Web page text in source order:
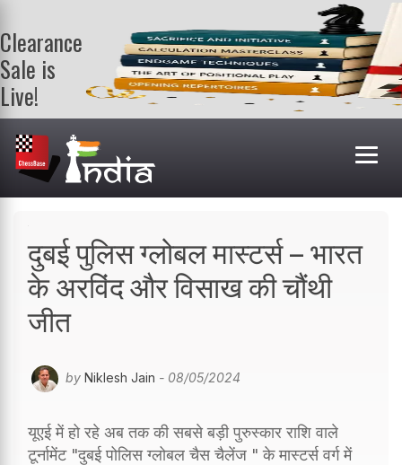
Clearance
Sale is
Live!
Get a FREE
book on
purchasing 2
or more
books. Valid
दुबई पुलिस ग्लोबल मास्टर्स – भारत
के अरविंद और विसाख की चौंथी
जीत
by Niklesh Jain - 08/05/2024
यूएई में हो रहे अब तक की सबसे बड़ी पुरुस्कार राशि वाले
टूर्नामेंट "दुबई पोलिस ग्लोबल चैस चैलेंज " के मास्टर्स वर्ग में